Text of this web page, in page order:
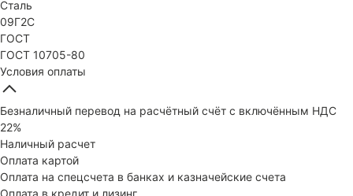
Сталь
09Г2С
ГОСТ
ГОСТ 10705-80
Условия оплаты
Безналичный перевод на расчётный счёт с включённым НДС
22%
Наличный расчет
Оплата картой
Оплата на спецсчета в банках и казначейские счета
Оплата в кредит и лизинг